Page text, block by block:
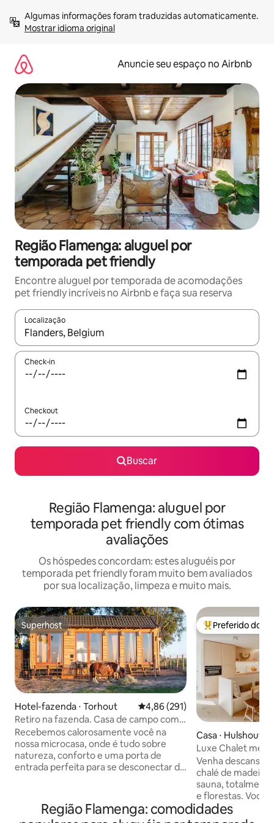
para
Mostrar idioma original
Anuncie seu espaço no Airbnb
Região Flamenga: aluguel por
temporada pet friendly
Encontre aluguel por temporada de acomodações
pet friendly incríveis no Airbnb e faça sua reserva
Localização
Quando os resultados estiverem disponíveis, explore-os
Check-in
Checkout
Buscar
Região Flamenga: aluguel por
temporada pet friendly com ótimas
avaliações
Os hóspedes concordam: estes aluguéis por
temporada pet friendly foram muito bem avaliados
por sua localização, limpeza e muito mais.
Superhost
Superhost
Hotel-fazenda ⋅ Torhout 4,86 de uma avaliação média de
4,86 (291)
Retiro na fazenda. Casa de campo com
banheira que aceita animais de
estimação
Recebemos calorosamente você na
nossa microcasa, onde é tudo sobre
natureza, conforto e uma porta de
entrada perfeita para se desconectar da
pássaros, nossos adoráveis animais de
estimação caminhando em frente à
Entre os
Preferido dos
Casa ⋅ Hulshout
Luxe Chalet met
Venha descansar
chalé de madeira
sauna,
e florestas. Você
reserva natural
fazer um passeio
Região Flamenga: comodidades